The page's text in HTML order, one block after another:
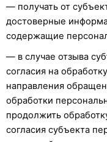
— получать от
достоверные
содержащие
— в случае отзыва
согласия на
направления
обработки
продолжить
согласия субъекта